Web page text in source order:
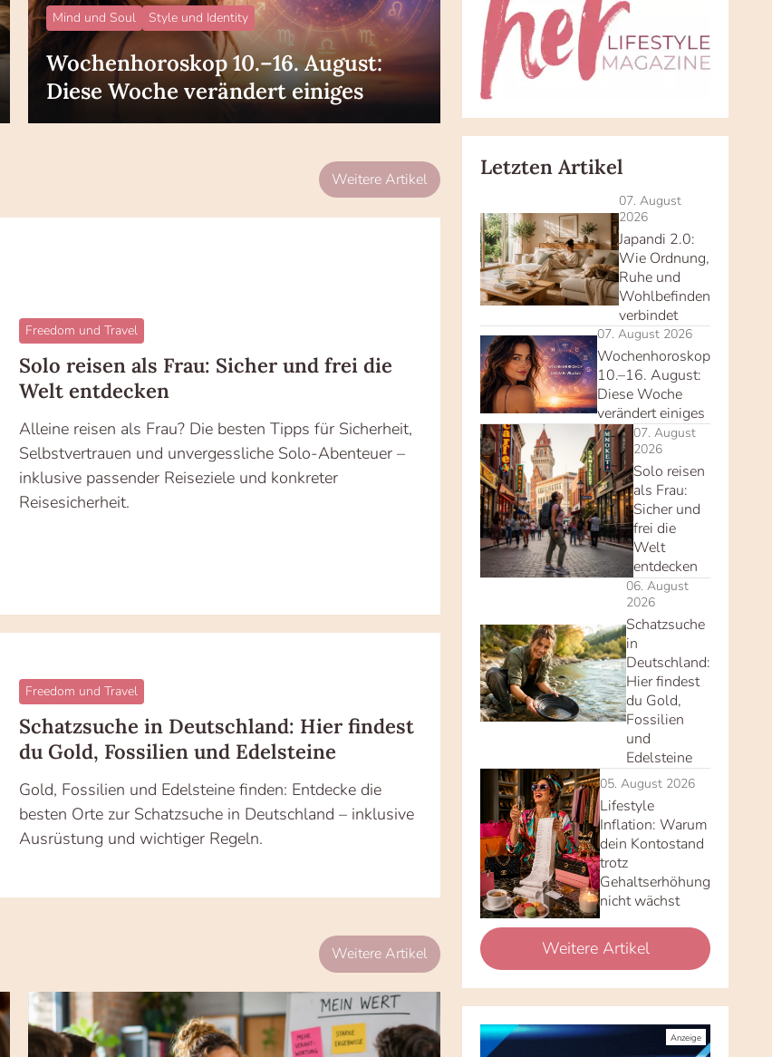
Mind und Soul Style und Identity
Wochenhoroskop 10.–16. August:
Diese Woche verändert einiges
Weitere Artikel
Freedom und Travel
Solo reisen als Frau: Sicher und frei die
Welt entdecken
Alleine reisen als Frau? Die besten Tipps für Sicherheit,
Selbstvertrauen und unvergessliche Solo-Abenteuer –
inklusive passender Reiseziele und konkreter
Reisesicherheit.
Freedom und Travel
Schatzsuche in Deutschland: Hier findest
du Gold, Fossilien und Edelsteine
Gold, Fossilien und Edelsteine finden: Entdecke die
besten Orte zur Schatzsuche in Deutschland – inklusive
Ausrüstung und wichtiger Regeln.
Weitere Artikel
Letzten Artikel
07. August
2026
Japandi 2.0:
Wie Ordnung,
Ruhe und
Wohlbefinden
verbindet
07. August 2026
Wochenhoroskop
10.–16. August:
Diese Woche
verändert einiges
07. August
2026
Solo reisen
als Frau:
Sicher und
frei die
Welt
entdecken
06. August
2026
Schatzsuche
in
Deutschland:
Hier findest
du Gold,
Fossilien
und
Edelsteine
05. August 2026
Lifestyle
Inflation: Warum
dein Kontostand
trotz
Gehaltserhöhung
nicht wächst
Weitere Artikel